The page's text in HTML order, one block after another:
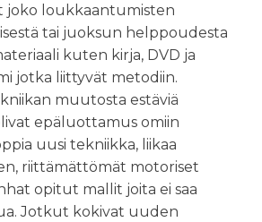
joko loukkaantumisten
tai juoksun helppoudesta
kuten kirja, DVD ja
jotka liittyvät metodiin.
muutosta estäviä
epäluottamus omiin
uusi tekniikka, liikaa
riittämättömät motoriset
opitut mallit joita ei saa
Jotkut kokivat uuden